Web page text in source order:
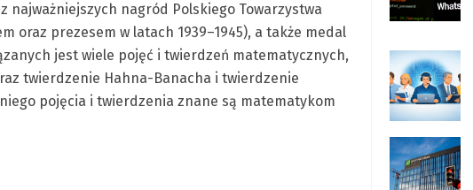
najważniejszych nagród Polskiego Towarzystwa
oraz prezesem w latach 1939–1945), a także medal
jest wiele pojęć i twierdzeń matematycznych,
twierdzenie Hahna-Banacha i twierdzenie
pojęcia i twierdzenia znane są matematykom